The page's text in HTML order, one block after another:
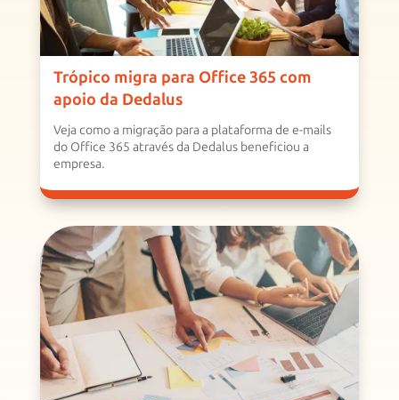
Trópico migra para Office 365 com
apoio da Dedalus
Veja como a migração para a plataforma de e-mails
do Office 365 através da Dedalus beneficiou a
empresa.